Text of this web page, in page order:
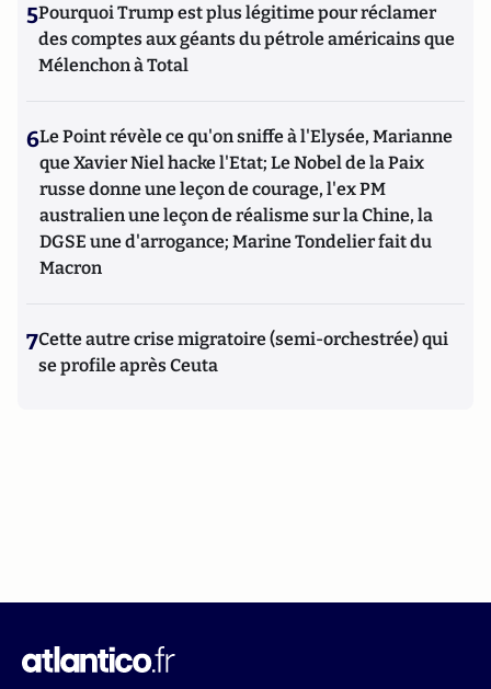
5Pourquoi Trump est plus légitime pour réclamer
des comptes aux géants du pétrole américains que
Mélenchon à Total
6Le Point révèle ce qu'on sniffe à l'Elysée, Marianne
que Xavier Niel hacke l'Etat; Le Nobel de la Paix
russe donne une leçon de courage, l'ex PM
australien une leçon de réalisme sur la Chine, la
DGSE une d'arrogance; Marine Tondelier fait du
Macron
7Cette autre crise migratoire (semi-orchestrée) qui
se profile après Ceuta